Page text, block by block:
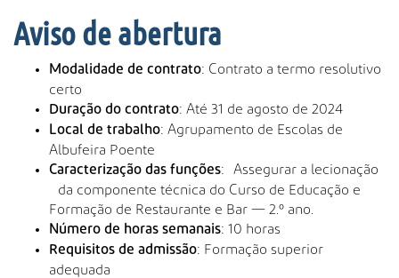
d
Aviso de abertura
Modalidade de contrato: Contrato a termo resolutivo
certo
Duração do contrato: Até 31 de agosto de 2024
Local de trabalho: Agrupamento de Escolas de
Albufeira Poente
Caracterização das funções: Assegurar a lecionação
da componente técnica do Curso de Educação e
Formação de Restaurante e Bar — 2.º ano.
Número de horas semanais: 10 horas
Requisitos de admissão: Formação superior
adequada